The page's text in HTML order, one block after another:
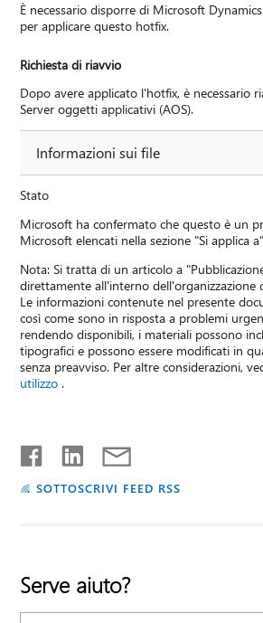
È necessario disporre di Microsoft
per applicare questo hotfix.
Richiesta di riavvio
Dopo avere applicato l'hotfix, è necessario
Server oggetti applicativi (AOS).
Informazioni sui file
Stato
Microsoft ha confermato che questo è un
Microsoft elencati nella sezione "Si applica
Nota: Si tratta di un articolo a
direttamente all'interno
Le informazioni contenute nel presente
così come sono in risposta a problemi
rendendo disponibili, i materiali possono
tipografici e possono essere modificati in
senza preavviso. Per altre considerazioni,
utilizzo .
SOTTOSCRIVI FEED RSS
Serve aiuto?